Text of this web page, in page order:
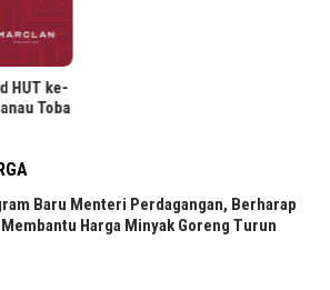
Baru Menteri Perdagangan, Berharap
Harga Minyak Goreng Turun